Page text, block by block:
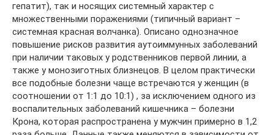
гепатит), так и носящих системный характер с
множественными поражениями (типичный вариант –
системная красная волчанка). Описано однозначное
повышение рисков развития аутоиммунных заболеваний
при наличии таковых у родственников первой линии, а
также у монозиготных близнецов. В целом практически
все подобные болезни чаще встречаются у женщин (в
соотношении от 1:1 до 10:1) , за исключением одного из
воспалительных заболеваний кишечника – болезни
Крона, которая распространена у мужчин примерно в 1,2